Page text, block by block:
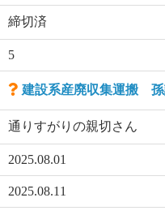
締切済
5
建設系産廃収集運搬 孫
通りすがりの親切さん
2025.08.01
2025.08.11